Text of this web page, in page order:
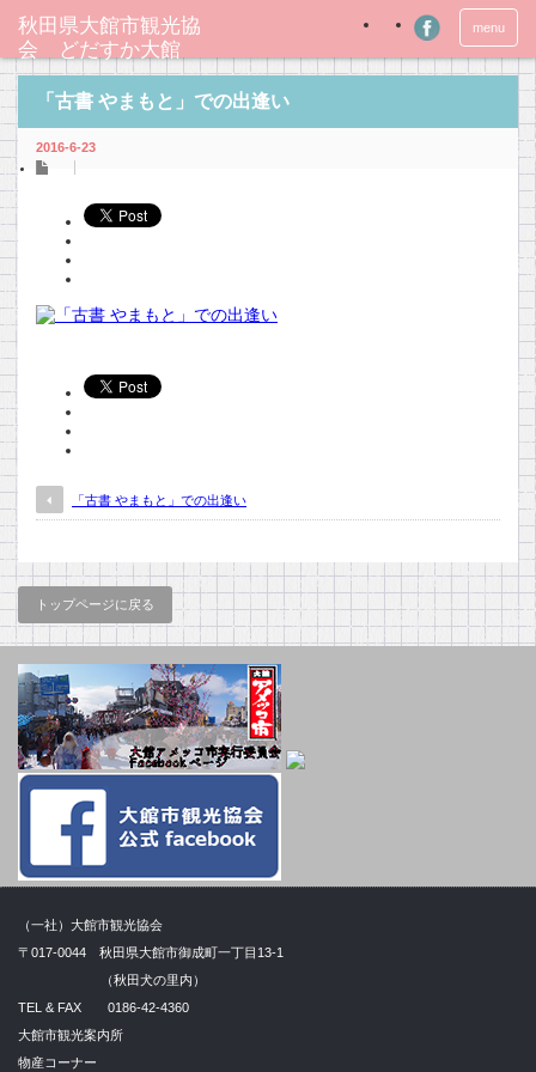
秋田県大館市観光協
会 どだすか大館
menu
「古書 やまもと」での出逢い
2016-6-23
「古書 やまもと」での出逢い
トップページに戻る
（一社）大館市観光協会
〒017-0044 秋田県大館市御成町一丁目13-1
（秋田犬の里内）
TEL & FAX 0186-42-4360
大館市観光案内所
物産コーナー